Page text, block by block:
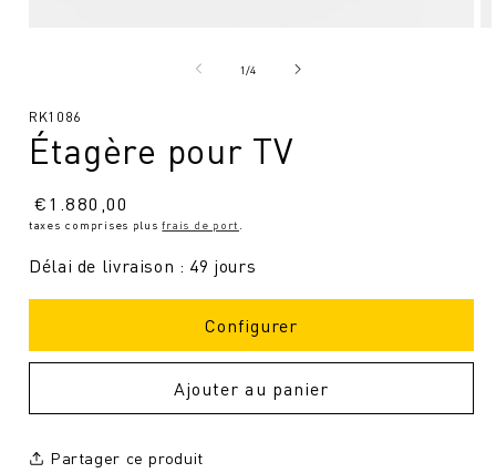
modal
1/de4
SKU
RK1086
Étagère pour TV
Prix
normal
€1.880,00
taxes comprises plusfrais de port
Délai de livraison : 49 jours
Configurer
Ajouter au panier
Partager ce produit